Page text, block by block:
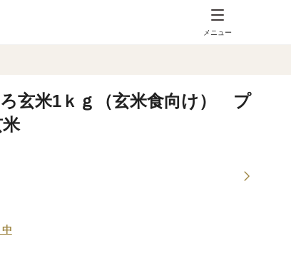
メニュー
ろ玄米1ｋｇ（玄米食向け） プ